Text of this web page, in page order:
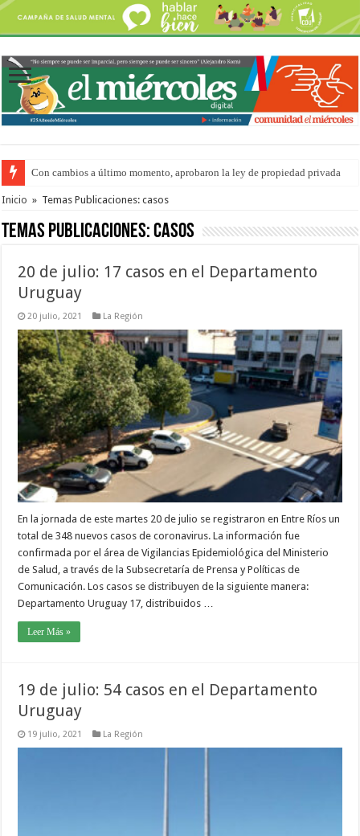
Con cambios a último momento, aprobaron la ley de propiedad privada
Adopción en Entre Ríos: el 35% de los 90 niños, niñas y adolescentes que
Inicio » Temas Publicaciones: casos
Temas Publicaciones:casos
20 de julio: 17 casos en el Departamento
Uruguay
20 julio, 2021 La Región
En la jornada de este martes 20 de julio se registraron en Entre Ríos un
total de 348 nuevos casos de coronavirus. La información fue
confirmada por el área de Vigilancias Epidemiológica del Ministerio
de Salud, a través de la Subsecretaría de Prensa y Políticas de
Comunicación. Los casos se distribuyen de la siguiente manera:
Departamento Uruguay 17, distribuidos …
Leer Más »
19 de julio: 54 casos en el Departamento
Uruguay
19 julio, 2021 La Región